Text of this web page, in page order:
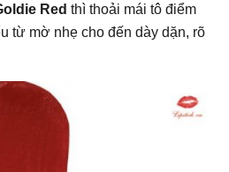
Red thì thoải mái tô điểm
từ mờ nhẹ cho đến dày dặn, rõ